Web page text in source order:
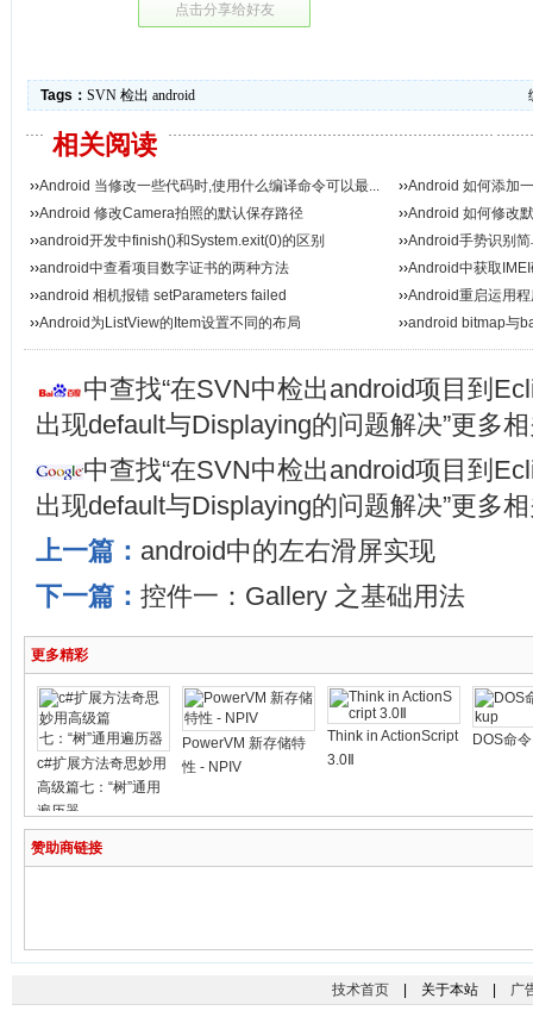
点击分享给好友
Tags： SVN 检出 android
相关阅读
››Android 当修改一些代码时,使用什么编译命令可以最... ››Android 如何添加
››Android 修改Camera拍照的默认保存路径 ››Android 如何修改
››android开发中finish()和System.exit(0)的区别 ››Android手势识别
››android中查看项目数字证书的两种方法 ››Android中获取
››android 相机报错 setParameters failed ››Android重启运用
››Android为ListView的Item设置不同的布局 ››android bitmap与
中查找“在SVN中检出android项目到
出现default与Displaying的问题解决”更多
中查找“在SVN中检出android项目到
出现default与Displaying的问题解决”更多
上一篇： android中的左右滑屏实现
下一篇： 控件一：Gallery 之基础用法
更多精彩
c#扩展方法奇思妙用
高级篇七：“树”通用
遍历器
PowerVM 新存储特
性 - NPIV
Think in ActionScript
3.0Ⅱ
DOS命
赞助商链接
技术首页| 关于本站 | 广